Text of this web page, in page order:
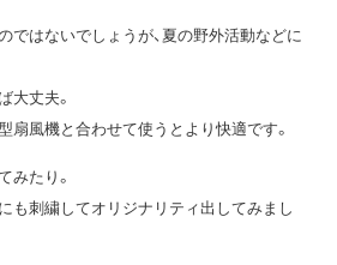
ではないでしょうが、夏の野外活動などに
大丈夫。
扇風機と合わせて使うとより快適です。
みたり。
も刺繍してオリジナリティ出してみまし